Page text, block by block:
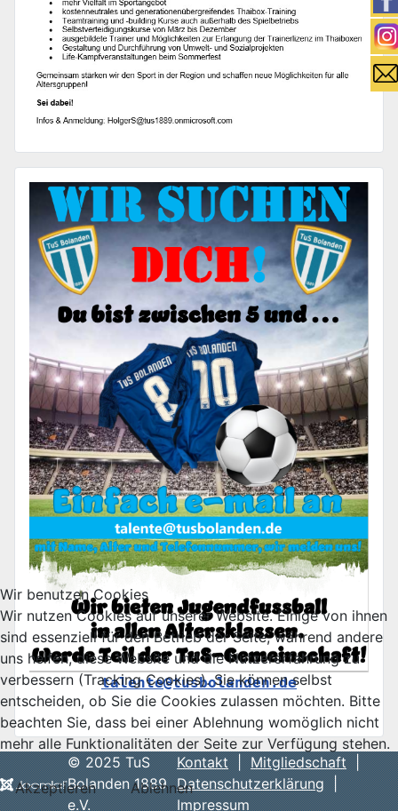
talente@tusbolanden.de
© 2025 TuS
Bolanden 1889
e.V.
Kontakt|Mitgliedschaft|
Datenschutzerklärung|
Impressum
Wir benutzen Cookies
Wir nutzen Cookies auf unserer Website. Einige von ihnen
sind essenziell für den Betrieb der Seite, während andere
uns helfen, diese Website und die Nutzererfahrung zu
verbessern (Tracking Cookies). Sie können selbst
entscheiden, ob Sie die Cookies zulassen möchten. Bitte
beachten Sie, dass bei einer Ablehnung womöglich nicht
mehr alle Funktionalitäten der Seite zur Verfügung stehen.
Akzeptieren
Ablehnen